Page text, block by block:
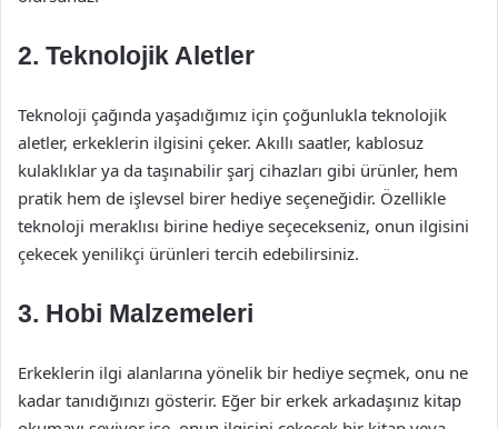
2. Teknolojik Aletler
Teknoloji çağında yaşadığımız için çoğunlukla teknolojik
aletler, erkeklerin ilgisini çeker. Akıllı saatler, kablosuz
kulaklıklar ya da taşınabilir şarj cihazları gibi ürünler, hem
pratik hem de işlevsel birer hediye seçeneğidir. Özellikle
teknoloji meraklısı birine hediye seçecekseniz, onun ilgisini
çekecek yenilikçi ürünleri tercih edebilirsiniz.
3. Hobi Malzemeleri
Erkeklerin ilgi alanlarına yönelik bir hediye seçmek, onu ne
kadar tanıdığınızı gösterir. Eğer bir erkek arkadaşınız kitap